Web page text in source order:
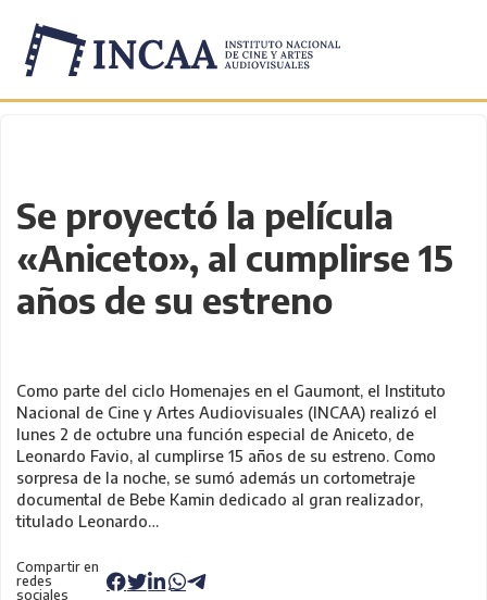
Se proyectó la película
«Aniceto», al cumplirse 15
años de su estreno
Como parte del ciclo Homenajes en el Gaumont, el Instituto
Nacional de Cine y Artes Audiovisuales (INCAA) realizó el
lunes 2 de octubre una función especial de Aniceto, de
Leonardo Favio, al cumplirse 15 años de su estreno. Como
sorpresa de la noche, se sumó además un cortometraje
documental de Bebe Kamin dedicado al gran realizador,
titulado Leonardo…
Compartir en
redes
sociales